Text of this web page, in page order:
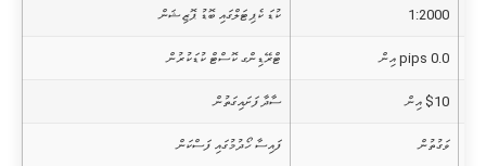
1:2000 ކުޑަ ކެޕިޓަލްގައި ބޮޑު ޕޮޒިޝަން
0.0 pips އިން ޓްރޭޑިންގ ކޮސްޓް ކުޑަކުރުން
$10 އިން ސާދާ ފަށައިގަތުން
ވަގުތުން ފައިސާ ހޯދުމުގައި ފަސްކަން